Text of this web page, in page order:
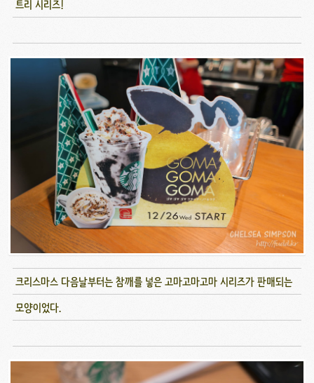
트리 시리즈!
크리스마스 다음날부터는 참깨를 넣은 고마고마고마 시리즈가 판매되는
모양이었다.